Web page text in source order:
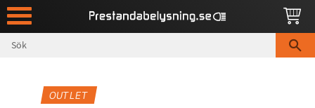
Meny
OUTLET